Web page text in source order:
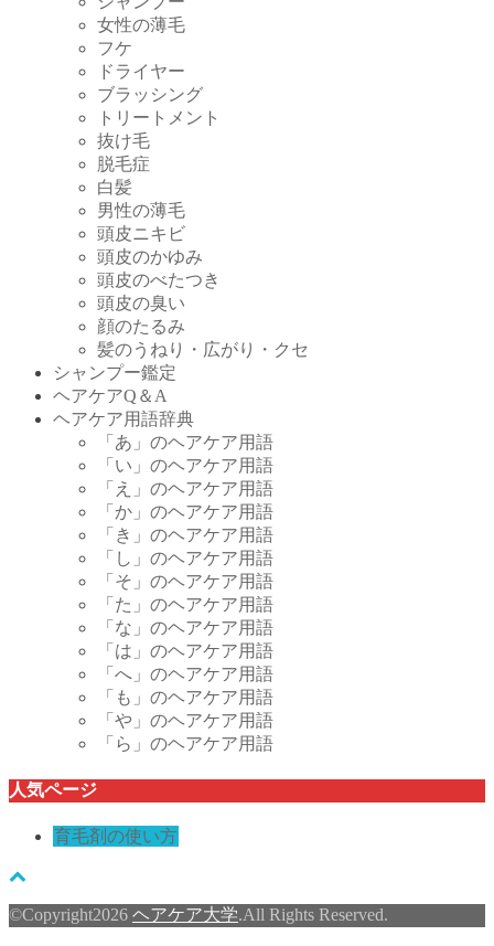
女性の薄毛
フケ
ドライヤー
ブラッシング
トリートメント
抜け毛
脱毛症
白髪
男性の薄毛
頭皮ニキビ
頭皮のかゆみ
頭皮のべたつき
頭皮の臭い
顔のたるみ
髪のうねり・広がり・クセ
シャンプー鑑定
ヘアケアQ＆A
ヘアケア用語辞典
「あ」のヘアケア用語
「い」のヘアケア用語
「え」のヘアケア用語
「か」のヘアケア用語
「き」のヘアケア用語
「し」のヘアケア用語
「そ」のヘアケア用語
「た」のヘアケア用語
「な」のヘアケア用語
「は」のヘアケア用語
「へ」のヘアケア用語
「も」のヘアケア用語
「や」のヘアケア用語
「ら」のヘアケア用語
人気ページ
育毛剤の使い方
©Copyright2026 ヘアケア大学.All Rights Reserved.